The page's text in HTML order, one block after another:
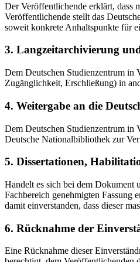
Der Veröffentlichende erklärt, dass
Veröffentlichende stellt das
soweit konkrete Anhaltspunkte für
3. Langzeitarchivierung
Dem Deutschen Studienzentrum in
Zugänglichkeit, Erschließung) in
4. Weitergabe an die
Dem Deutschen Studienzentrum in
Deutsche Nationalbibliothek zur
5. Dissertationen,
Handelt es sich bei dem Dokument
Fachbereich genehmigten Fassung
damit einverstanden, dass dieser
6. Rücknahme der
Eine Rücknahme dieser